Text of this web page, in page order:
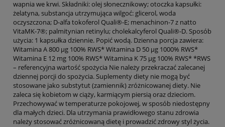
wapnia we krwi. Składniki: olej słonecznikowy; otoczka kapsułki:
żelatyna, substancja utrzymująca wilgoć: glicerol, woda
oczyszczona; D-alfa tokoferol Quali®-E; menachinon-7 z natto
VitaMK-7®; palmitynian retinylu; cholekalcyferol Quali®-D. Sposób
użycia: 1 kapsułka dziennie. Popić wodą. Dzienna porcja zawiera:
Witamina A 800 µg 100% RWS* Witamina D 50 µg 1000% RWS*
Witamina E 12 mg 100% RWS* Witamina K 75 µg 100% RWS* *RWS
– referencyjna wartość spożycia Nie należy przekraczać zalecanej
dziennej porcji do spożycia. Suplementy diety nie mogą być
stosowane jako substytut (zamiennik) zróżnicowanej diety. Nie
zaleca się kobietom w ciąży, karmiącym piersią oraz dzieciom.
Przechowywać w temperaturze pokojowej, w sposób niedostępny
dla małych dzieci. Dla utrzymania prawidłowego stanu zdrowia
należy stosować zróżnicowaną dietę i prowadzić zdrowy styl życia.